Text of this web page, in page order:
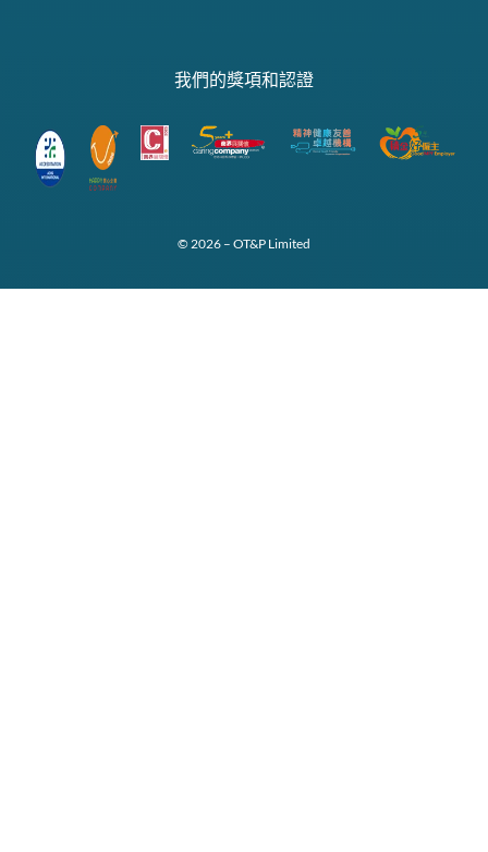
我們的獎項和認證
© 2026 – OT&P Limited